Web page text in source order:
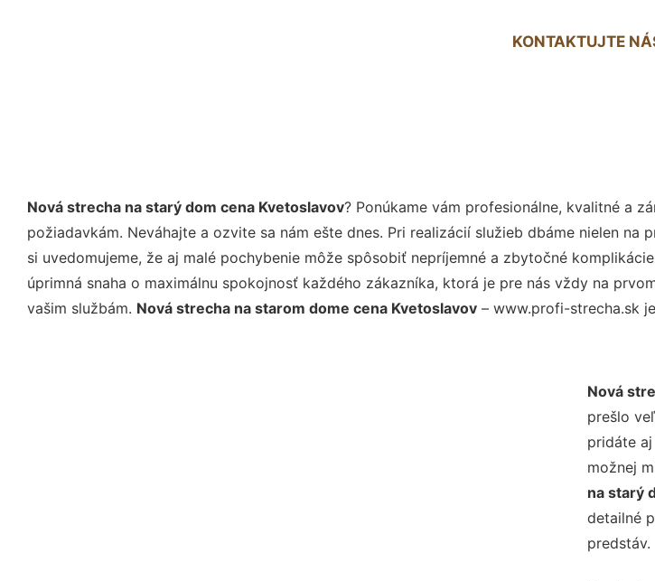
KONTAKTUJTE
Nová strecha na starý dom cena Kvetoslavov? Ponúkame vám profesionálne, kvalitné a
požiadavkám. Neváhajte a ozvite sa nám ešte dnes. Pri realizácií služieb dbáme nielen
si uvedomujeme, že aj malé pochybenie môže spôsobiť nepríjemné a zbytočné
úprimná snaha o maximálnu spokojnosť každého zákazníka, ktorá je pre nás vždy na
vašim službám. Nová strecha na starom dome cena Kvetoslavov – www.profi-strecha.sk
Nová
prešlo
pridáte
možnej
na starý
detailné
predstáv.